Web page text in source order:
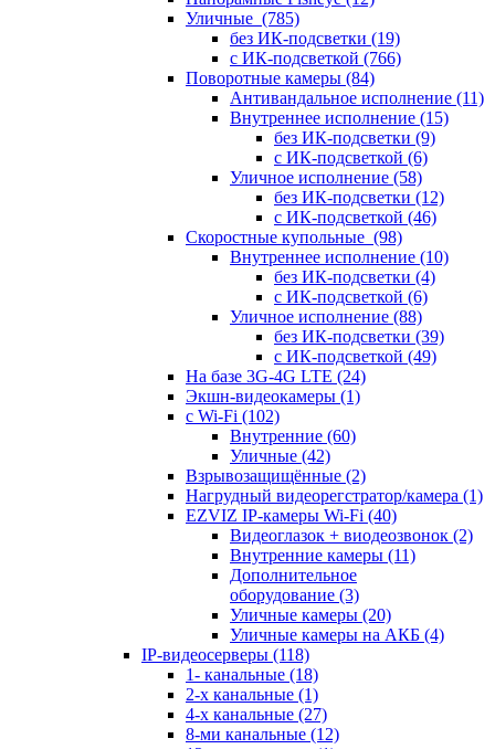
Уличные (785)
без ИК-подсветки (19)
с ИК-подсветкой (766)
Поворотные камеры (84)
Антивандальное исполнение (11)
Внутреннее исполнение (15)
без ИК-подсветки (9)
с ИК-подсветкой (6)
Уличное исполнение (58)
без ИК-подсветки (12)
с ИК-подсветкой (46)
Скоростные купольные (98)
Внутреннее исполнение (10)
без ИК-подсветки (4)
с ИК-подсветкой (6)
Уличное исполнение (88)
без ИК-подсветки (39)
с ИК-подсветкой (49)
На базе 3G-4G LTE (24)
Экшн-видеокамеры (1)
с Wi-Fi (102)
Внутренние (60)
Уличные (42)
Взрывозащищённые (2)
Нагрудный видеорегстратор/камера (1)
EZVIZ IP-камеры Wi-Fi (40)
Видеоглазок + виодеозвонок (2)
Внутренние камеры (11)
Дополнительное
оборудование (3)
Уличные камеры (20)
Уличные камеры на АКБ (4)
IP-видеосерверы (118)
1- канальные (18)
2-х канальные (1)
4-х канальные (27)
8-ми канальные (12)